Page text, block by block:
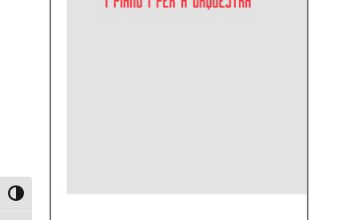
Canvia Alt Contrast